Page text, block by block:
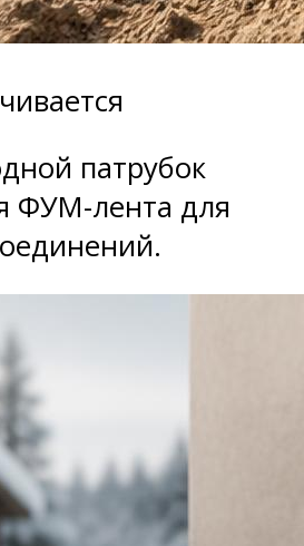
патрубок
ФУМ-лента для